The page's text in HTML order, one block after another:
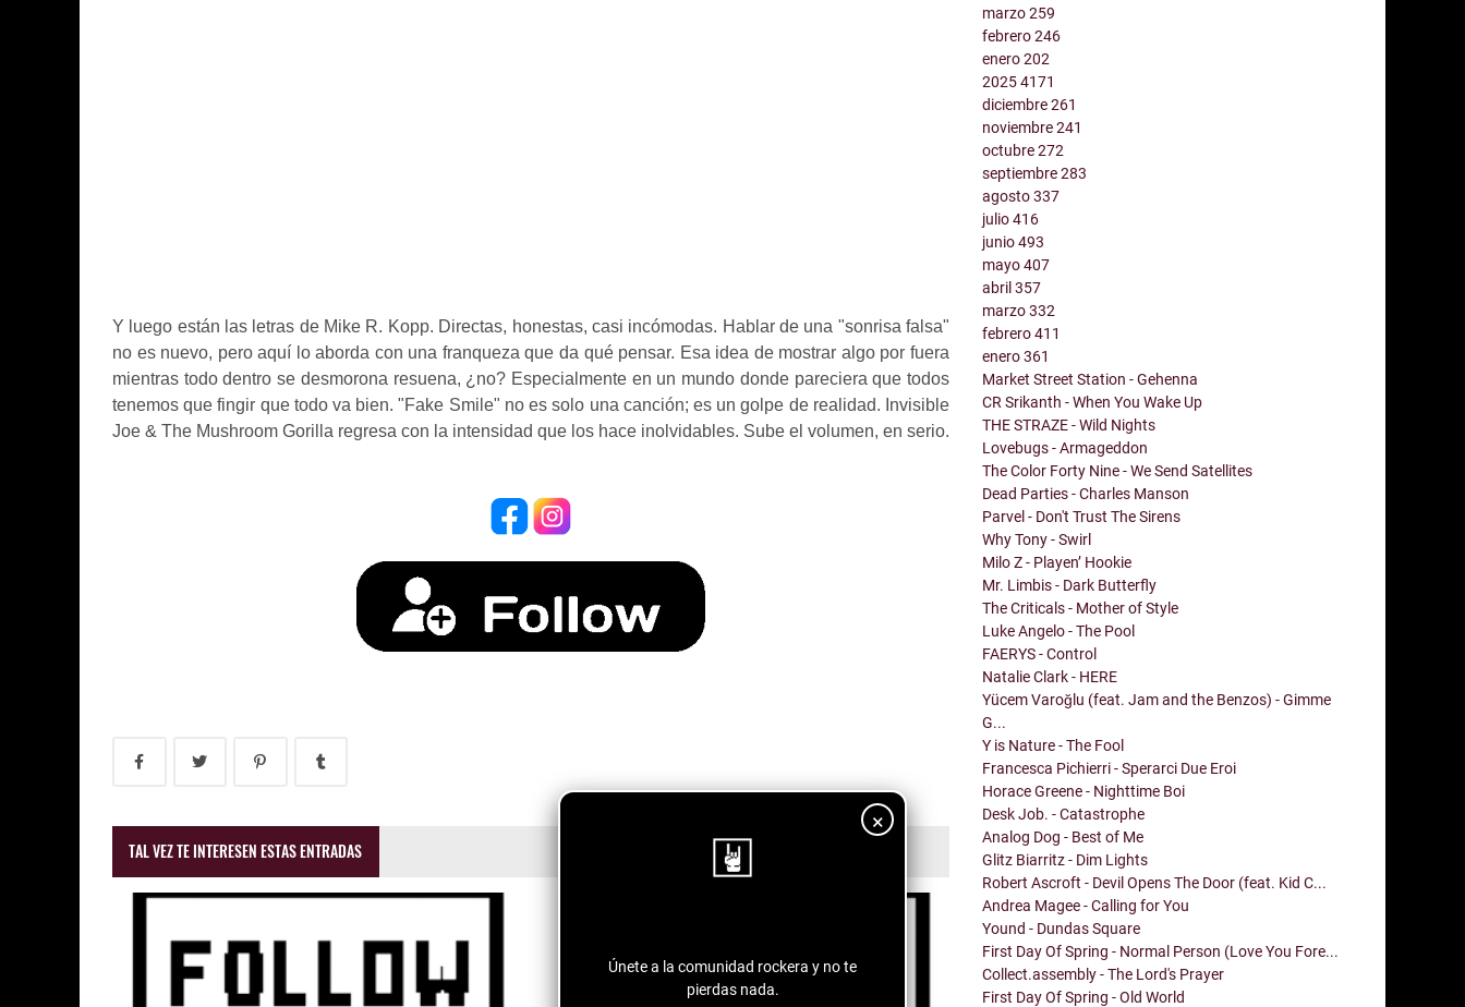
×
Únete a la comunidad rockera y no te
pierdas nada.
Y luego están las letras de Mike R. Kopp. Directas, honestas, casi incómodas. Hablar de una "sonrisa falsa"
no es nuevo, pero aquí lo aborda con una franqueza que da qué pensar. Esa idea de mostrar algo por fuera
mientras todo dentro se desmorona resuena, ¿no? Especialmente en un mundo donde pareciera que todos
tenemos que fingir que todo va bien. "Fake Smile" no es solo una canción; es un golpe de realidad. Invisible
Joe & The Mushroom Gorilla regresa con la intensidad que los hace inolvidables. Sube el volumen, en serio.
TAL VEZ TE INTERESEN ESTAS ENTRADAS
marzo259
febrero246
enero202
20254171
diciembre261
noviembre241
octubre272
septiembre283
agosto337
julio416
junio493
mayo407
abril357
marzo332
febrero411
enero361
Market Street Station - Gehenna
CR Srikanth - When You Wake Up
THE STRAZE - Wild Nights
Lovebugs - Armageddon
The Color Forty Nine - We Send Satellites
Dead Parties - Charles Manson
Parvel - Don't Trust The Sirens
Why Tony - Swirl
Milo Z - Playen’ Hookie
Mr. Limbis - Dark Butterfly
The Criticals - Mother of Style
Luke Angelo - The Pool
FAERYS - Control
Natalie Clark - HERE
Yücem Varoğlu (feat. Jam and the Benzos) - Gimme
G...
Y is Nature - The Fool
Francesca Pichierri - Sperarci Due Eroi
Horace Greene - Nighttime Boi
Desk Job. - Catastrophe
Analog Dog - Best of Me
Glitz Biarritz - Dim Lights
Robert Ascroft - Devil Opens The Door (feat. Kid C...
Andrea Magee - Calling for You
Yound - Dundas Square
First Day Of Spring - Normal Person (Love You Fore...
Collect.assembly - The Lord's Prayer
First Day Of Spring - Old World